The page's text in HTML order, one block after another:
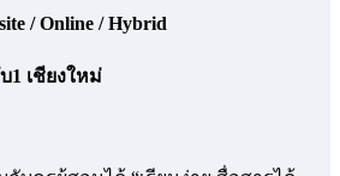
/ Online / Hybrid
1 เชียงใหม่